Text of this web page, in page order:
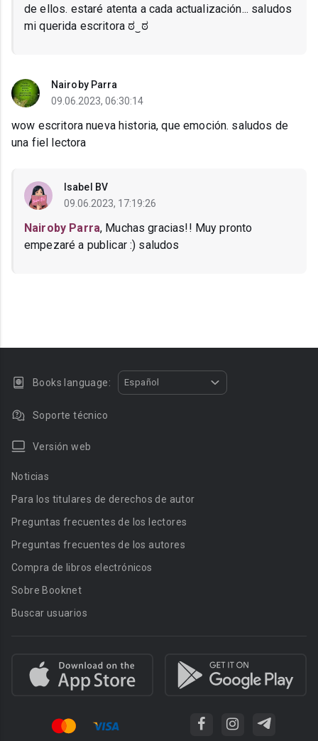
de ellos. estaré atenta a cada actualización... saludos
mi querida escritora ಠ⁠‿⁠ಠ
Nairoby Parra
09.06.2023, 06:30:14
wow escritora nueva historia, que emoción. saludos de
una fiel lectora
Isabel BV
09.06.2023, 17:19:26
Nairoby Parra, Muchas gracias!! Muy pronto
empezaré a publicar :) saludos
Books language: Español
Soporte técnico
Versión web
Noticias
Para los titulares de derechos de autor
Preguntas frecuentes de los lectores
Preguntas frecuentes de los autores
Compra de libros electrónicos
Sobre Booknet
Buscar usuarios